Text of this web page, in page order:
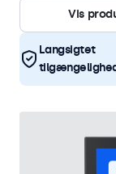
Vis
Langsigtet